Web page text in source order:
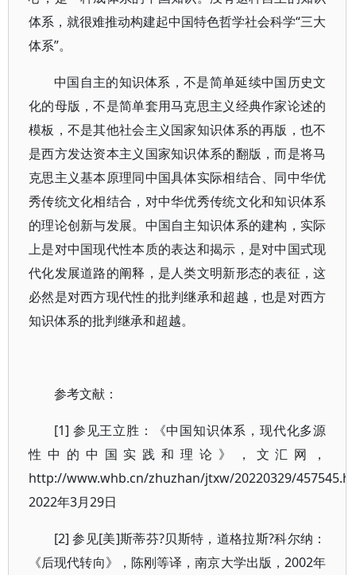
体系，就很难推动构建起中国特色哲学社会科学“三大
体系”。
中国自主的知识体系，不是简单延续中国历史文
化的母版，不是简单套用马克思主义经典作家论述的
模板，不是其他社会主义国家知识体系的再版，也不
是西方发达资本主义国家知识体系的翻版，而是将马
克思主义基本原理同中国具体实际相结合、同中华优
秀传统文化相结合，对中华优秀传统文化和知识体系
的理论创新与发展。中国自主知识体系的建构，实际
上是对中国现代性本质的表达和揭示，是对中国式现
代化发展道路的阐释，是人类文明新形态的表征，这
必然是对西方现代性的批判继承和超越，也是对西方
知识体系的批判继承和超越。
参考文献：
[1] 参见王立胜：《中国知识体系，现代化多源
性中的中国实践和理论》，文汇网，
http://www.whb.cn/zhuzhan/jtxw/20220329/
2022年3月29日
[2] 参见[美]斯蒂芬?贝斯特，道格拉斯?科尔纳：
《后现代转向》，陈刚等译，南京大学出版，2002年